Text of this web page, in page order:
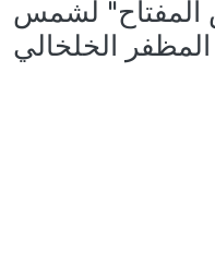
المفتاح" لشمس
الخلخالي